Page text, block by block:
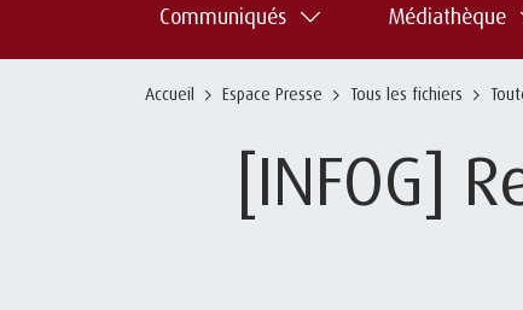
Communiqués Médiathèque
Accueil Espace Presse Tous les fichiers
[INFOG]